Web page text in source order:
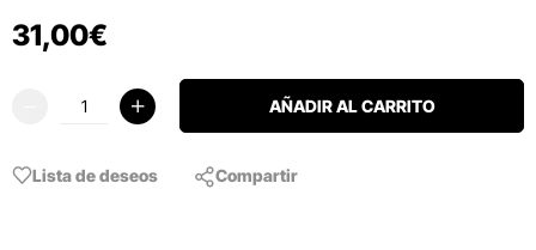
31,00€
AÑADIR AL CARRITO
Lista de deseos Compartir